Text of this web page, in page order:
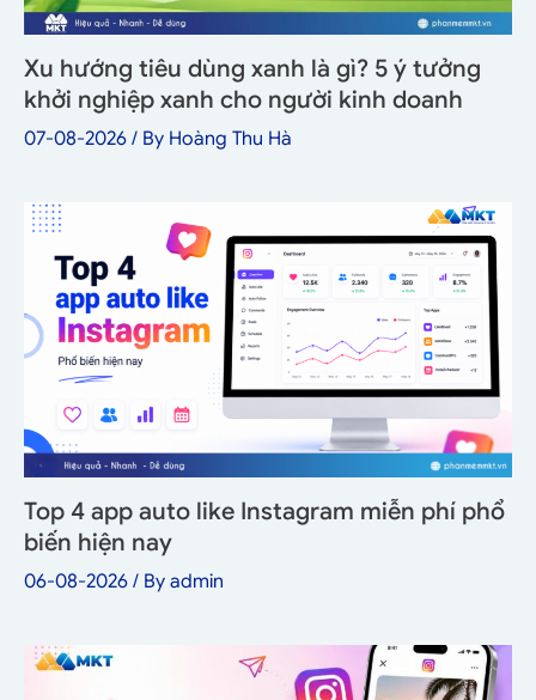
Xu hướng tiêu dùng xanh là gì? 5 ý tưởng
khởi nghiệp xanh cho người kinh doanh
07-08-2026 / By Hoàng Thu Hà
Top 4 app auto like Instagram miễn phí phổ
biến hiện nay
06-08-2026 / By admin